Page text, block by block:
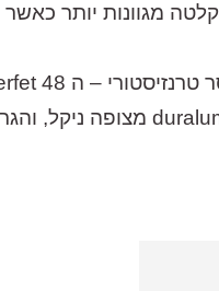
מגוונות יותר כאשר